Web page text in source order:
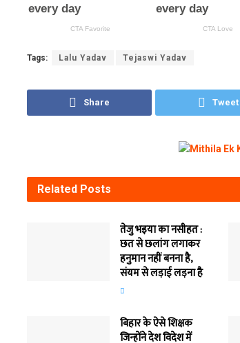
Tags: Lalu Yadav Tejaswi Yadav
Share Tweet
RelatedPosts
तेजु भइया का नसीहत :
छत से छलांग लगाकर
हनुमान नहीं बनना है,
संयम से लड़ाई लड़ना है
बिहार के ऐसे शिक्षक
जिन्होंने देश विदेश में